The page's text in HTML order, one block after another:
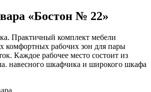
«Бостон № 22»
Практичный комплект мебели
комфортных рабочих зон для пары
Каждое рабочее место состоит из
навесного шкафчика и широкого шкафа